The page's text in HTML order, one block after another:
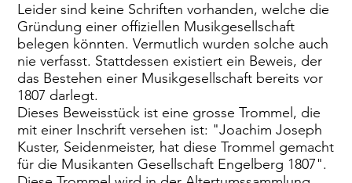
Leider sind keine Schriften vorhanden, welche die
Gründung einer offiziellen Musikgesellschaft
belegen könnten. Vermutlich wurden solche auch
nie verfasst. Stattdessen existiert ein Beweis, der
das Bestehen einer Musikgesellschaft bereits vor
1807 darlegt.
Dieses Beweisstück ist eine grosse Trommel, die
mit einer Inschrift versehen ist: "Joachim Joseph
Kuster, Seidenmeister, hat diese Trommel gemacht
für die Musikanten Gesellschaft Engelberg 1807".